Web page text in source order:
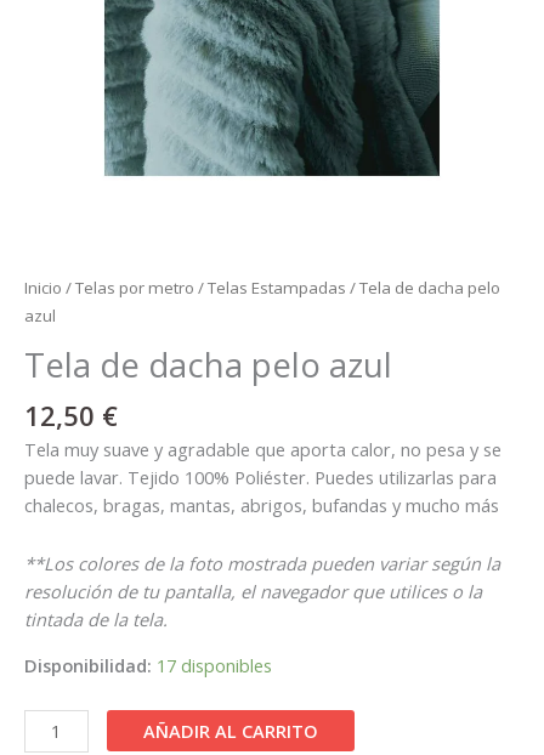
Inicio /Telas por metro /Telas Estampadas / Tela de dacha pelo
azul
Tela de dacha pelo azul
12,50 €
Tela muy suave y agradable que aporta calor, no pesa y se
puede lavar. Tejido 100% Poliéster. Puedes utilizarlas para
chalecos, bragas, mantas, abrigos, bufandas y mucho más
**Los colores de la foto mostrada pueden variar según la
resolución de tu pantalla, el navegador que utilices o la
tintada de la tela.
Disponibilidad: 17 disponibles
AÑADIR AL CARRITO